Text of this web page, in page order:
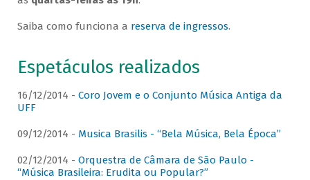
Saiba como funciona a reserva de ingressos.
Espetáculos realizados
16/12/2014 - Coro Jovem e o Conjunto Música Antiga da
UFF
09/12/2014 - Musica Brasilis - “Bela Música, Bela Época”
02/12/2014 - Orquestra de Câmara de São Paulo -
“Música Brasileira: Erudita ou Popular?”